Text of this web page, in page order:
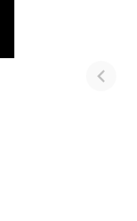
किसे